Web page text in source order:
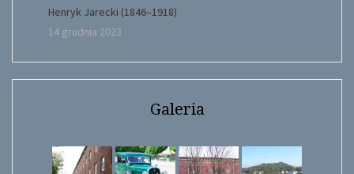
Henryk Jarecki (1846–1918)
14 grudnia 2023
Galeria